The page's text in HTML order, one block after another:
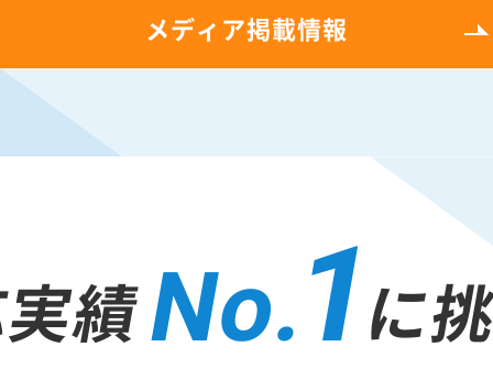
メディア掲載情報
績No.1に